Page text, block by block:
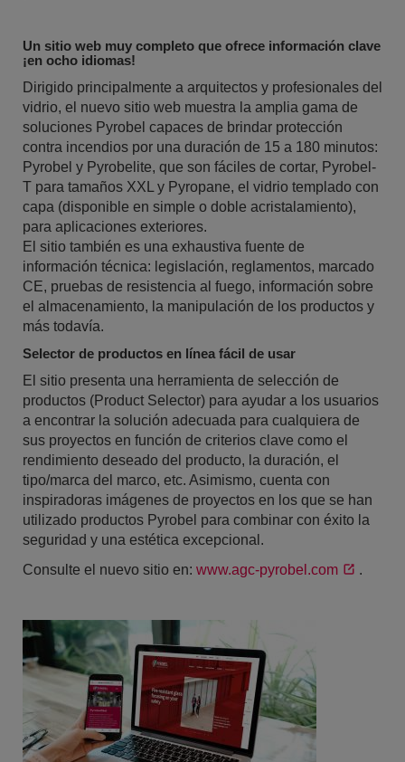
Un sitio web muy completo que ofrece información clave
¡en ocho idiomas!
Dirigido principalmente a arquitectos y profesionales del
vidrio, el nuevo sitio web muestra la amplia gama de
soluciones Pyrobel capaces de brindar protección
contra incendios por una duración de 15 a 180 minutos:
Pyrobel y Pyrobelite, que son fáciles de cortar, Pyrobel-
T para tamaños XXL y Pyropane, el vidrio templado con
capa (disponible en simple o doble acristalamiento),
para aplicaciones exteriores.
El sitio también es una exhaustiva fuente de
información técnica: legislación, reglamentos, marcado
CE, pruebas de resistencia al fuego, información sobre
el almacenamiento, la manipulación de los productos y
más todavía.
Selector de productos en línea fácil de usar
El sitio presenta una herramienta de selección de
productos (Product Selector) para ayudar a los usuarios
a encontrar la solución adecuada para cualquiera de
sus proyectos en función de criterios clave como el
rendimiento deseado del producto, la duración, el
tipo/marca del marco, etc. Asimismo, cuenta con
inspiradoras imágenes de proyectos en los que se han
utilizado productos Pyrobel para combinar con éxito la
seguridad y una estética excepcional.
Consulte el nuevo sitio en: www.agc-pyrobel.com .